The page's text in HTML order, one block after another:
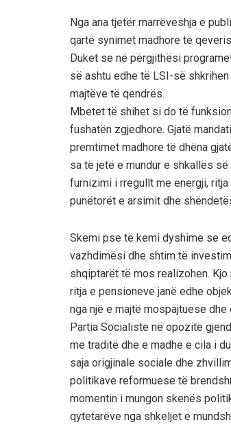
Nga ana tjetër marrëveshja e
qartë synimet madhore të
Duket se në përgjithësi
së ashtu edhe të LSI-së
majtëve të qendrës.
Mbetet të shihet si do të
fushatën zgjedhore. Gjatë
premtimet madhore të dhëna
sa të jetë e mundur e shkallës
furnizimi i rregullt me energji,
punëtorët e arsimit dhe
Skemi pse të kemi dyshime se
vazhdimësi dhe shtim të
shqiptarët të mos realizohen.
ritja e pensioneve janë edhe
nga një e majtë mospajtuese
Partia Socialiste në opozitë
me traditë dhe e madhe e cila i
saja origjinale sociale dhe
politikave reformuese të
momentin i mungon skenës
qytetarëve nga shkeljet e